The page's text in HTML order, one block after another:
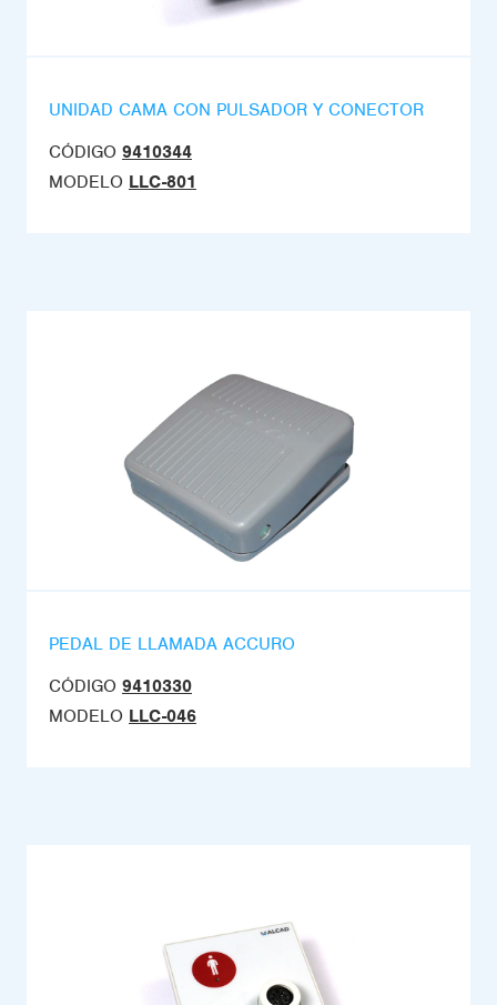
UNIDAD CAMA CON PULSADOR Y CONECTOR
CÓDIGO 9410344
MODELO LLC-801
PEDAL DE LLAMADA ACCURO
CÓDIGO 9410330
MODELO LLC-046